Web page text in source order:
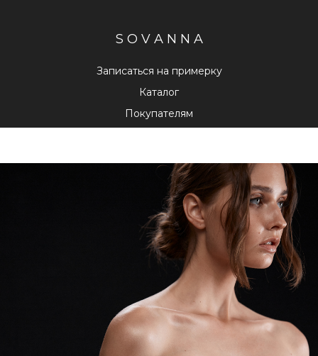
S O V A N N A
Каталог
Покупателям
Записаться на примерку